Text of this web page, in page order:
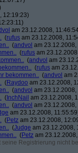
12:19:23)
am 23.12.2008,
(rufus am 23.12.2008,
(andvol am
(rufus am
(andvol am
(rufus am
bekommen.. (andvol am
(Raydoo am 23.12.2008,
(andvol am
( InchNail am 23.12.2008,
(andvol am
am 23.12.2008,
(Petz am 23.12.2008,
(Judge am 23.12.2008,
(Petz am
seine Registrierung nicht